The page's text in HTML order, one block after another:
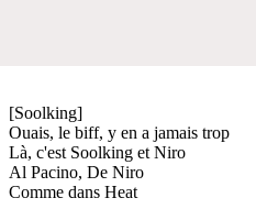
[Soolking]
Ouais, le biff, y en a jamais trop
Là, c'est Soolking et Niro
Al Pacino, De Niro
Comme dans Heat